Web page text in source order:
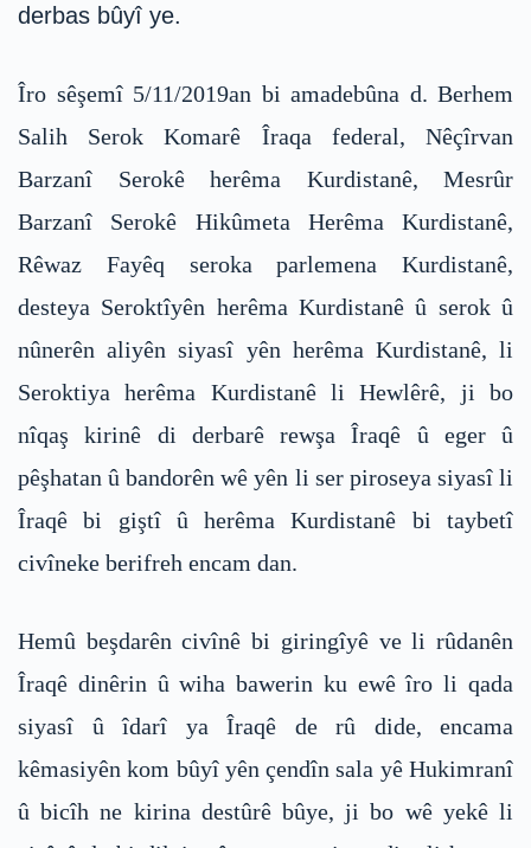
derbas bûyî ye.
Îro sêşemî 5/11/2019an bi amadebûna d. Berhem
Salih Serok Komarê Îraqa federal, Nêçîrvan
Barzanî Serokê herêma Kurdistanê, Mesrûr
Barzanî Serokê Hikûmeta Herêma Kurdistanê,
Rêwaz Fayêq seroka parlemena Kurdistanê,
desteya Seroktîyên herêma Kurdistanê û serok û
nûnerên aliyên siyasî yên herêma Kurdistanê, li
Seroktiya herêma Kurdistanê li Hewlêrê, ji bo
nîqaş kirinê di derbarê rewşa Îraqê û eger û
pêşhatan û bandorên wê yên li ser piroseya siyasî li
Îraqê bi giştî û herêma Kurdistanê bi taybetî
civîneke berifreh encam dan.
Hemû beşdarên civînê bi giringîyê ve li rûdanên
Îraqê dinêrin û wiha bawerin ku ewê îro li qada
siyasî û îdarî ya Îraqê de rû dide, encama
kêmasiyên kom bûyî yên çendîn sala yê Hukimranî
û bicîh ne kirina destûrê bûye, ji bo wê yekê li